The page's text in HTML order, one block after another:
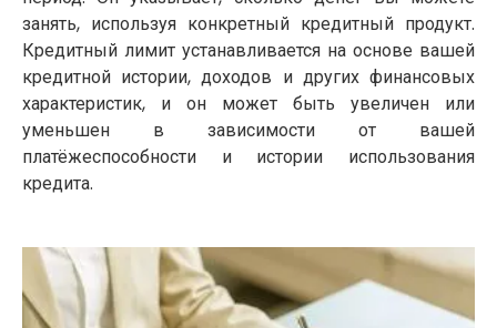
занять, используя конкретный кредитный продукт.
Кредитный лимит устанавливается на основе вашей
кредитной истории, доходов и других финансовых
характеристик, и он может быть увеличен или
уменьшен в зависимости от вашей
платёжеспособности и истории использования
кредита.